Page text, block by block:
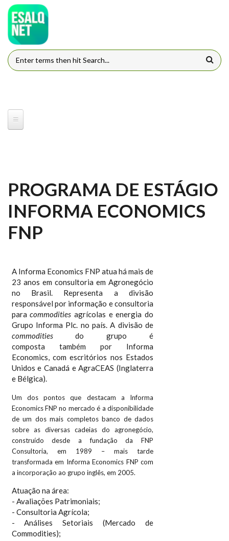
Pular para o conteúdo principal
FORMULÁRIO DE BUSCA
PROGRAMA DE ESTÁGIO
INFORMA ECONOMICS
FNP
A Informa Economics FNP atua há mais de
23 anos em consultoria em Agronegócio
no Brasil. Representa a divisão
responsável por informação e consultoria
paracommodities agrícolas e energia do
Grupo Informa Plc. no país. A divisão de
commoditiesdo grupo é
composta também por Informa
Economics, com escritórios nos Estados
Unidos e Canadá e AgraCEAS (Inglaterra
e Bélgica).
Um dos pontos que destacam a Informa
Economics FNP no mercado é a disponibilidade
de um dos mais completos banco de dados
sobre as diversas cadeias do agronegócio,
construído desde a fundação da FNP
Consultoria, em 1989 – mais tarde
transformada em Informa Economics FNP com
a incorporação ao grupo inglês, em 2005.
Atuação na área:
- Avaliações Patrimoniais;
- Consultoria Agrícola;
- Análises Setoriais (Mercado de
Commodities);